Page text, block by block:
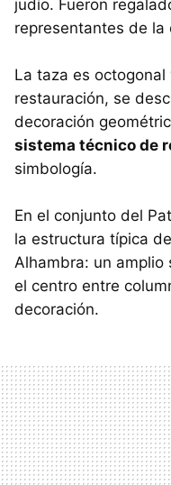
judío. Fueron
representantes de la
La taza es
restauración, se
decoración
sistema técnico de
simbología.
En el conjunto del
la estructura típica
Alhambra: un amplio
el centro entre
decoración.